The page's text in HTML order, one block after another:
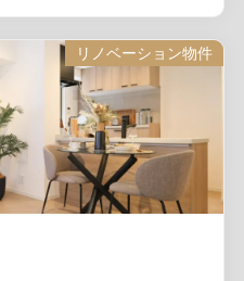
リノベーション物件